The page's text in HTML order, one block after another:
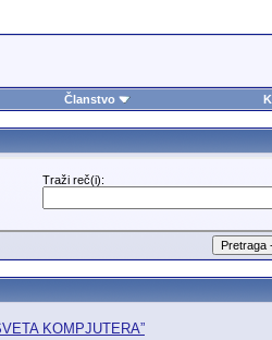
Članstvo
Traži reč(i):
KOMPJUTERA”